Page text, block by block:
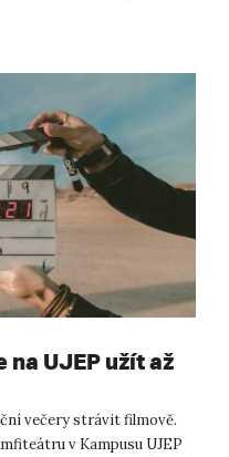
UJEP užít až
večery strávit filmově.
v Kampusu UJEP